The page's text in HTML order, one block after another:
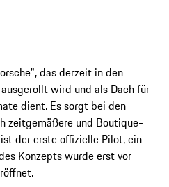
das derzeit in den
wird und als Dach für
dient. Es sorgt bei den
zeitgemäßere und Boutique-
der erste offizielle Pilot, ein
Konzepts wurde erst vor